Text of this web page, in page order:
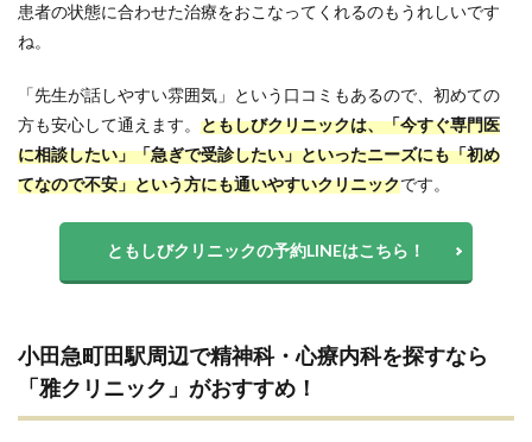
患者の状態に合わせた治療をおこなってくれるのもうれしいです
ね。
「先生が話しやすい雰囲気」という口コミもあるので、初めての
方も安心して通えます。 ともしびクリニックは、「今すぐ専門医
に相談したい」「急ぎで受診したい」といったニーズにも「初め
てなので不安」という方にも通いやすいクリニックです。
ともしびクリニックの予約LINEはこちら！
小田急町田駅周辺で精神科・心療内科を探すなら
「雅クリニック」がおすすめ！